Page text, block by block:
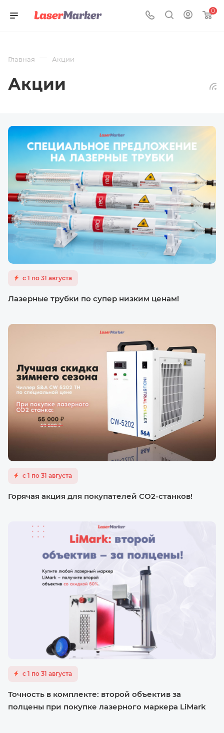
0
Акции
Главная — Акции
с 1 по 31 августа
Лазерные трубки по супер низким ценам!
с 1 по 31 августа
Горячая акция для покупателей CO2-станков!
с 1 по 31 августа
Точность в комплекте: второй объектив за
полцены при покупке лазерного маркера LiMark